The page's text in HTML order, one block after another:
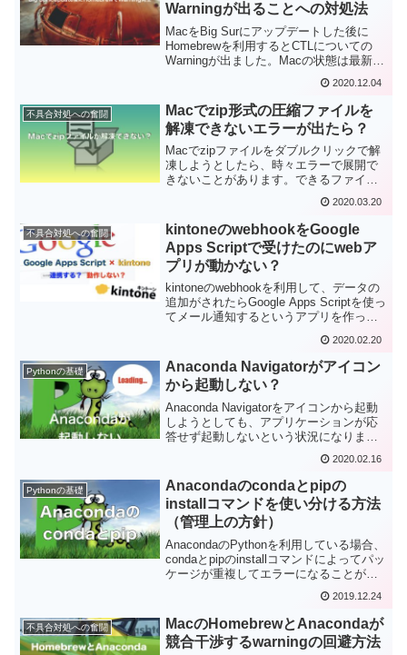
Warningが出ることへの対処法
MacをBig Surにアップデートした後に
Homebrewを利用するとCTLについての
Warningが出ました。Macの状態は最新状
が対応していないということなのです
が、ここではその対処法をまとめます。
2020.12.04
不具合対処への奮闘
Macでzip形式の圧縮ファイルを
解凍できないエラーが出たら？
Macでzipファイルをダブルクリックで解
凍しようとしたら、時々エラーで展開で
きないことがあります。できるファイル
もあるので根本的なエラーでは無いよう
ですが。ここではその解凍できなかった
zipファイルを解凍する方法をまとめてみ
ました。
2020.03.20
不具合対処への奮闘
kintoneのwebhookをGoogle
Apps Scriptで受けたのにwebア
プリが動かない？
kintoneのwebhookを利用して、データの
追加がされたらGoogle Apps Scriptを使っ
てメール通知するというアプリを作って
いう症状がいきなり出たのですが、その
原因をまとめました。
2020.02.20
Pythonの基礎
Anaconda Navigatorがアイコン
から起動しない？
Anaconda Navigatorをアイコンから起動
しようとしても、アプリケーションが応
答せず起動しないという状況になりまし
2020.02.16
Pythonの基礎
Anacondaのcondaとpipの
installコマンドを使い分ける方法
（管理上の方針）
AnacondaのPythonを利用している場合、
condaとpipのinstallコマンドによってパッ
ケージが重複してエラーになることがあ
とpipを使い分ける方法を管理上の方針と
してまとめてみました。
2019.12.24
不具合対処への奮闘
MacのHomebrewとAnacondaが
競合干渉するwarningの回避方法